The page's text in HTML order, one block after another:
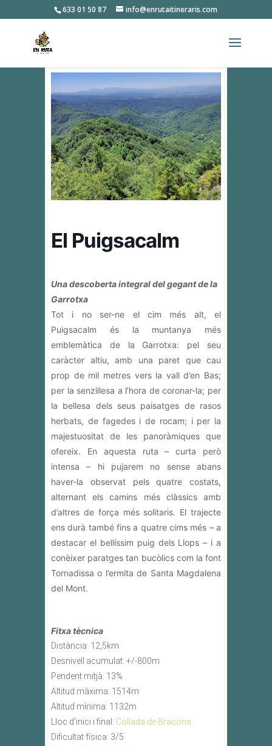
633 01 50 87 info@enrutaitineraris.com
El Puigsacalm
Una descoberta integral del gegant de la
Garrotxa
Tot i no ser-ne el cim més alt, el
Puigsacalm és la muntanya més
emblemàtica de la Garrotxa: pel seu
caràcter altiu, amb una paret que cau
prop de mil metres vers la vall d’en Bas;
per la senzillesa a l’hora de coronar-la; per
la bellesa dels seus paisatges de rasos
herbats, de fagedes i de rocam; i per la
majestuositat de les panoràmiques que
ofereix. En aquesta ruta – curta però
intensa – hi pujarem no sense abans
haver-la observat pels quatre costats,
alternant els camins més clàssics amb
d’altres de força més solitaris. El trajecte
ens durà també fins a quatre cims més – a
destacar el bellíssim puig dels Llops – i a
conèixer paratges tan bucòlics com la font
Tornadissa o l’ermita de Santa Magdalena
del Mont.
Fitxa tècnica
Distància: 12,5km
Desnivell acumulat: +/-800m
Pendent mitjà: 13%
Altitud màxima: 1514m
Altitud mínima: 1132m
Lloc d’inici i final: Collada de Bracons
Dificultat física: 3/5